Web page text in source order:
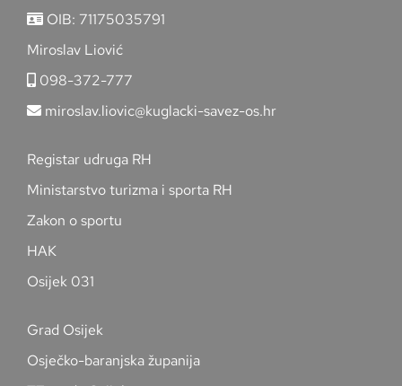
OIB: 71175035791
Miroslav Liović
098-372-777
miroslav.liovic@kuglacki-savez-os.hr
Registar udruga RH
Ministarstvo turizma i sporta RH
Zakon o sportu
HAK
Osijek 031
Grad Osijek
Osječko-baranjska županija